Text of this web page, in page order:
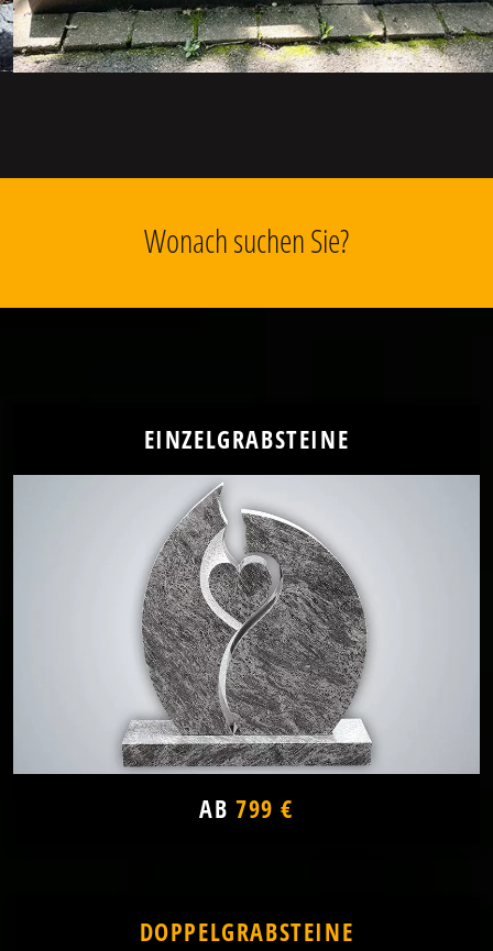
Wonach suchen Sie?
EINZELGRABSTEINE
AB 799 €
DOPPELGRABSTEINE